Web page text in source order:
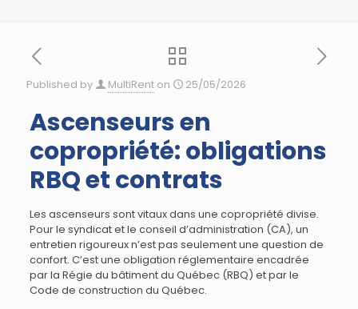
Published by MultiRent on 25/05/2026
Ascenseurs en
copropriété: obligations
RBQ et contrats
Les ascenseurs sont vitaux dans une copropriété divise.
Pour le syndicat et le conseil d’administration (CA), un
entretien rigoureux n’est pas seulement une question de
confort. C’est une obligation réglementaire encadrée
par la Régie du bâtiment du Québec (RBQ) et par le
Code de construction du Québec.